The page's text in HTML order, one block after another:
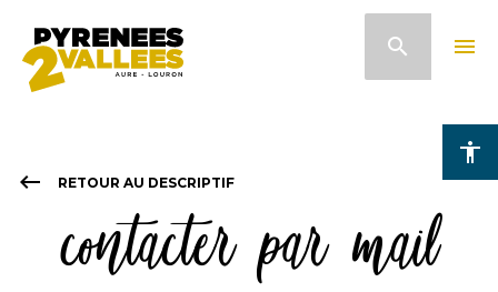
contenido
accessibility
search menu
keyboard_backspace RETOUR AU DESCRIPTIF
contacter par mail